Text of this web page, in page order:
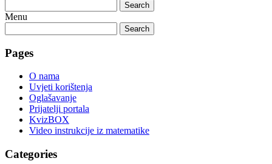
Search
Menu
Search
Pages
O nama
Uvjeti korištenja
Oglašavanje
Prijatelji portala
KvizBOX
Video instrukcije iz matematike
Categories